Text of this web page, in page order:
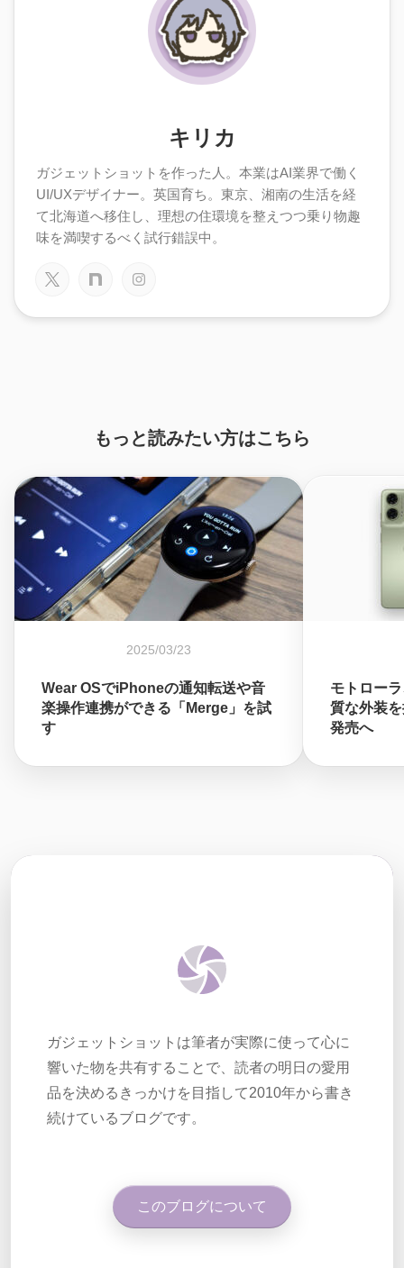
キリカ
ガジェットショットを作った人。本業はAI業界で働く
UI/UXデザイナー。英国育ち。東京、湘南の生活を経
て北海道へ移住し、理想の住環境を整えつつ乗り物趣
味を満喫するべく試行錯誤中。
もっと読みたい方はこちら
2025/03/23
Wear OSでiPhoneの通知転送や音
楽操作連携ができる「Merge」を試
す
モトロー
質な外装
発売へ
ガジェットショットは筆者が実際に使って心に
響いた物を共有することで、読者の明日の愛用
品を決めるきっかけを目指して2010年から書き
続けているブログです。
このブログについて